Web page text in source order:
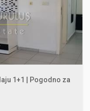
1+1 | Pogodno za